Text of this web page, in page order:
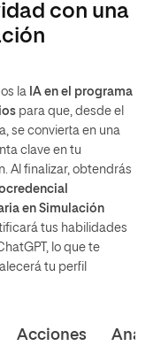
con una
la IA en el programa
para que, desde el
se convierta en una
clave en tu
Al finalizar, obtendrás
en Simulación
tus habilidades
lo que te
tu perfil
Acciones